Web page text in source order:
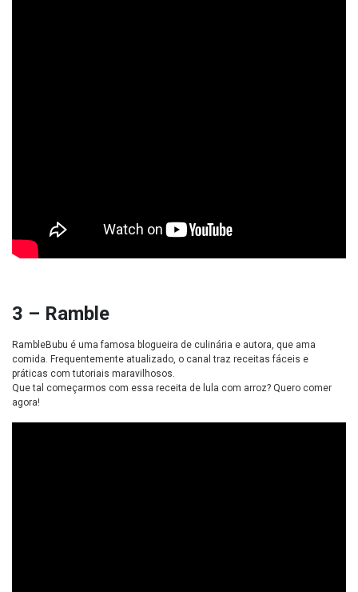
3 – Ramble
RambleBubu é uma famosa blogueira de culinária e autora, que ama
comida. Frequentemente atualizado, o canal traz receitas fáceis e
práticas com tutoriais maravilhosos.
Que tal começarmos com essa receita de lula com arroz? Quero comer
agora!